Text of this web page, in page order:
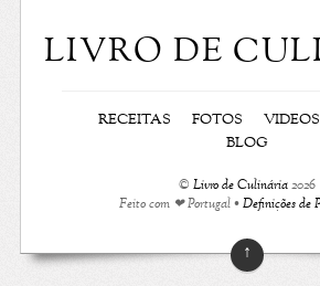
LIVRO DE
RECEITAS FOTOS VIDEOS
BLOG
© Livro de Culinária2026
Feito com ❤ Portugal •Definições de
↑